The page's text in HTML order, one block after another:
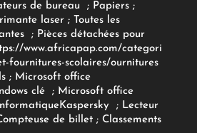
de bureau ; Papiers;
laser; Toutes les
; Pièces détachées pour
www.africapap.com/categori
fournitures-scolaires/ournitures
; Microsoft office
clé; Microsoft office
Kaspersky ; Lecteur
de billet; Classements